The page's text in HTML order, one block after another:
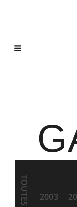
TOUTES 2003